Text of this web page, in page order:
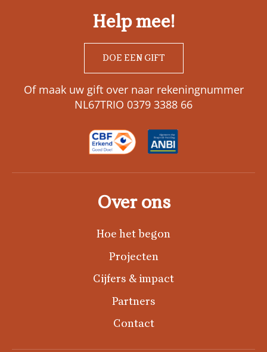
Help mee!
DOE EEN GIFT
Of maak uw gift over naar rekeningnummer
NL67TRIO 0379 3388 66
Over ons
Hoe het begon
Projecten
Cijfers & impact
Partners
Contact